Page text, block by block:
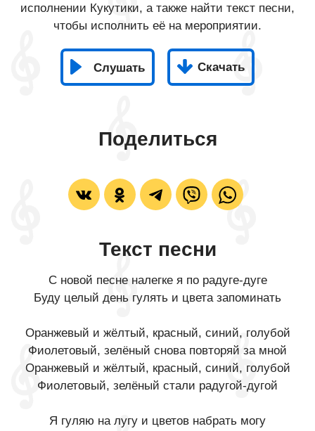
исполнении Кукутики, а также найти текст песни,
чтобы исполнить её на мероприятии.
Слушать Скачать
Поделиться
Текст песни
С новой песне налегке я по радуге-дуге
Буду целый день гулять и цвета запоминать
Оранжевый и жёлтый, красный, синий, голубой
Фиолетовый, зелёный снова повторяй за мной
Оранжевый и жёлтый, красный, синий, голубой
Фиолетовый, зелёный стали радугой-дугой
Я гуляю на лугу и цветов набрать могу